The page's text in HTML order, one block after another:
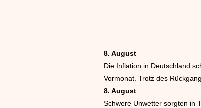
8. August
Die Inflation in Deutschland
Vormonat. Trotz des
8. August
Schwere Unwetter sorgten in